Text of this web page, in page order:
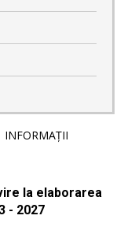
INFORMAȚII
la elaborarea
- 2027